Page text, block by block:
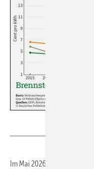
Im Mai 2026 ergeben sich